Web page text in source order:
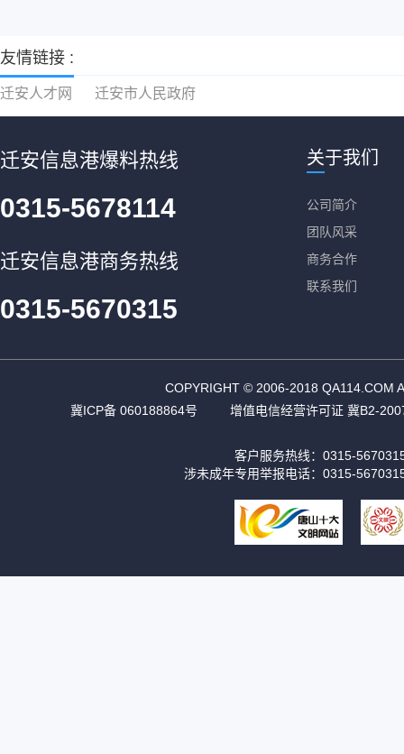
友情链接 :
迁安人才网 迁安市人民政府
迁安信息港爆料热线
0315-5678114
迁安信息港商务热线
0315-5670315
关于我们
公司简介
团队风采
商务合作
联系我们
COPYRIGHT © 2006-2018 QA114.COM
冀ICP备 060188864号
增值电信经营许可证 冀B2-
客户服务热线：0315-
涉未成年专用举报电话：0315-